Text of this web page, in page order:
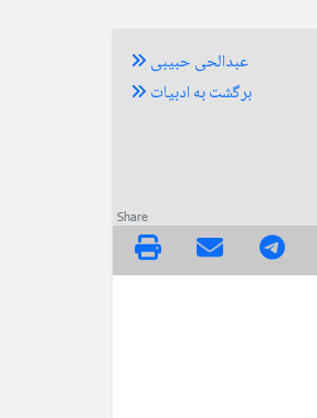
عبدالحی حبیبی
برگشت به ادبیات
Share